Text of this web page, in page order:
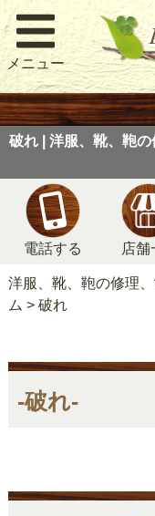
メニュー
破れ | 洋服、靴、鞄
電話する 店舗
洋服、靴、鞄の修理
ム > 破れ
-破れ-